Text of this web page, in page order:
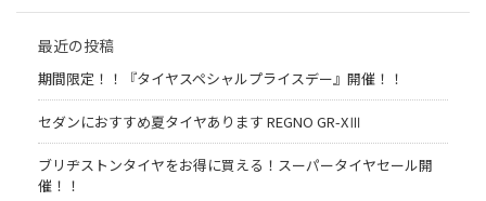
最近の投稿
期間限定！！『タイヤスペシャルプライスデー』開催！！
セダンにおすすめ夏タイヤあります REGNO GR-XⅢ
ブリヂストンタイヤをお得に買える！スーパータイヤセール開
催！！